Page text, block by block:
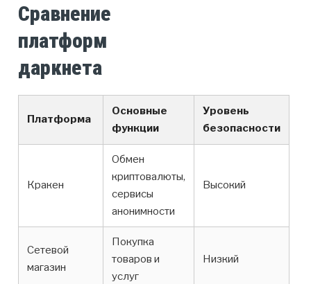
Сравнение
платформ
даркнета
Платформа
Основные
функции
Уровень
безопасности
Кракен
Обмен
криптовалюты,
сервисы
анонимности
Высокий
Сетевой
магазин
Покупка
товаров и
услуг
Низкий